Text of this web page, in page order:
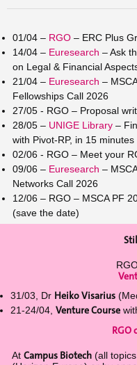
01/04 – RGO – ERC Plus
14/04 – Euresearch – Ask
on Legal & Financial
21/04 – Euresearch –
Fellowships Call 2026
27/05 - RGO – Proposal
28/05 – UNIGE Library –
with Pivot-RP, in 15 minutes
02/06 - RGO – Meet your
09/06 – Euresearch –
Networks Call 2026
12/06 – RGO – MSCA PF
(save the date)
31/03, Dr Heiko Visarius
21-24/04, Venture Course
RGO
At Campus Biotech (all